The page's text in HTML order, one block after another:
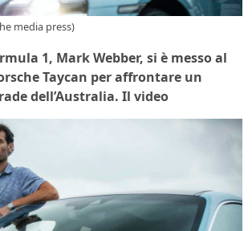
media press)
1, Mark Webber, si è messo al
Taycan per affrontare un
dell’Australia. Il video